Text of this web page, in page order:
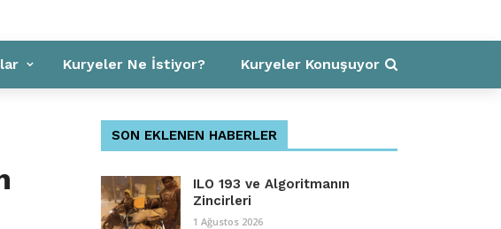
Kuryeler Ne İstiyor? Kuryeler Konuşuyor
SON EKLENEN HABERLER
ILO 193 ve Algoritmanın
Zincirleri
1 Ağustos 2026